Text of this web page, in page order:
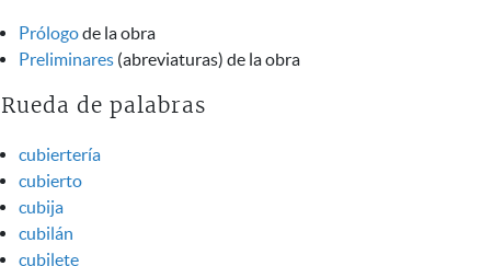
Prólogode la obra
Preliminares (abreviaturas) de la obra
Rueda de palabras
cubiertería
cubierto
cubija
cubilán
cubilete